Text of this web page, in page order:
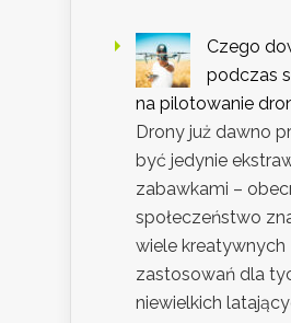
Czego
podczas
na pilotowanie
Drony już dawno
być jedynie
zabawkami –
społeczeństwo
wiele kreatywnych
zastosowań dla
niewielkich